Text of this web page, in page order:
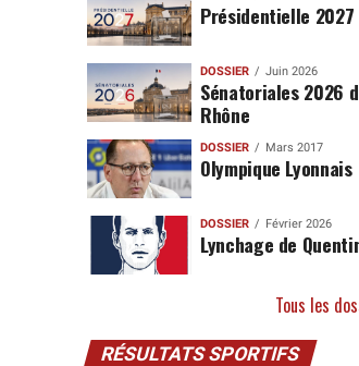
Présidentielle 2027
DOSSIER Juin 2026
Sénatoriales 2026
Rhône
DOSSIER Mars 2017
Olympique Lyonnais
DOSSIER Février 2026
Lynchage de
Tous les
RÉSULTATS SPORTIFS